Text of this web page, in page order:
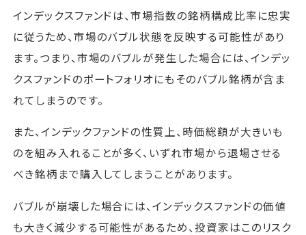
インデックスファンドは、市場指数の銘柄構成比率に忠実
に従うため、市場のバブル状態を反映する可能性があり
ます。つまり、市場のバブルが発生した場合には、インデッ
クスファンドのポートフォリオにもそのバブル銘柄が含ま
れてしまうのです。
また、インデックファンドの性質上、時価総額が大きいも
のを組み入れることが多く、いずれ市場から退場させる
べき銘柄まで購入してしまうことがあります。
バブルが崩壊した場合には、インデックスファンドの価値
も大きく減少する可能性があるため、投資家はこのリスク